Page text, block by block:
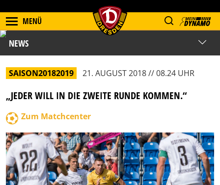
MENÜ
NEWS
SAISON20182019 21. AUGUST 2018 // 08.24 UHR
„JEDER WILL IN DIE ZWEITE RUNDE KOMMEN.“
Zum Matchcenter